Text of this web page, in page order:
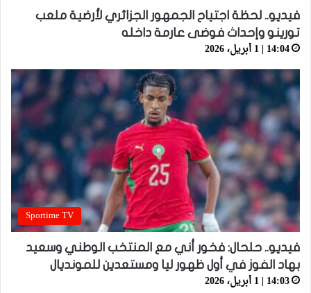
فيديو.. لحظة اجتياح الجمهور الجزائري لأرضية ملعب
تورينو وإحداث فوضى عارمة داخله
14:04 | 1 أبريل، 2026
Sportime TV
فيديو.. حلحال: فخور أني مع المنتخب الوطني وسعيد
بهاد الفوز في أول ظهور ليا ومستعدين للمونديال
14:03 | 1 أبريل، 2026